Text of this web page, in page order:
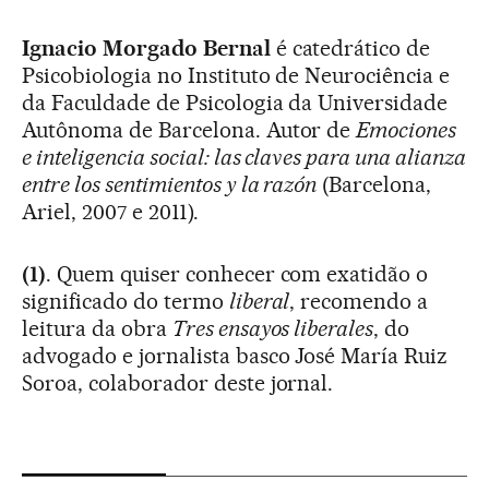
Ignacio Morgado Bernalé catedrático de
Psicobiologia no Instituto de Neurociência e
da Faculdade de Psicologia da Universidade
Autônoma de Barcelona. Autor deEmociones
e inteligencia social: las claves para una alianza
entre los sentimientos y la razón (Barcelona,
Ariel, 2007 e 2011).
(1). Quem quiser conhecer com exatidão o
significado do termo liberal, recomendo a
leitura da obra Tres ensayos liberales, do
advogado e jornalista basco José María Ruiz
Soroa, colaborador deste jornal.